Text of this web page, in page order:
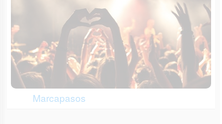
Marcapasos